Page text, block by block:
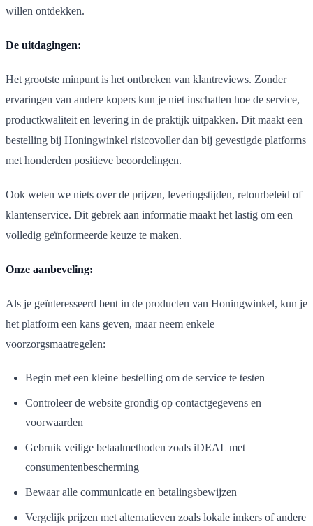
willen ontdekken.
De uitdagingen:
Het grootste minpunt is het ontbreken van klantreviews. Zonder
ervaringen van andere kopers kun je niet inschatten hoe de service,
productkwaliteit en levering in de praktijk uitpakken. Dit maakt een
bestelling bij Honingwinkel risicovoller dan bij gevestigde platforms
met honderden positieve beoordelingen.
Ook weten we niets over de prijzen, leveringstijden, retourbeleid of
klantenservice. Dit gebrek aan informatie maakt het lastig om een
volledig geïnformeerde keuze te maken.
Onze aanbeveling:
Als je geïnteresseerd bent in de producten van Honingwinkel, kun je
het platform een kans geven, maar neem enkele
voorzorgsmaatregelen:
Begin met een kleine bestelling om de service te testen
Controleer de website grondig op contactgegevens en
voorwaarden
Gebruik veilige betaalmethoden zoals iDEAL met
consumentenbescherming
Bewaar alle communicatie en betalingsbewijzen
Vergelijk prijzen met alternatieven zoals lokale imkers of andere